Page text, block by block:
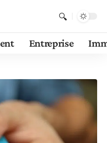
Entreprise